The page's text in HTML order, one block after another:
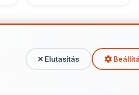
Elutasítás
- Gyerekeknek